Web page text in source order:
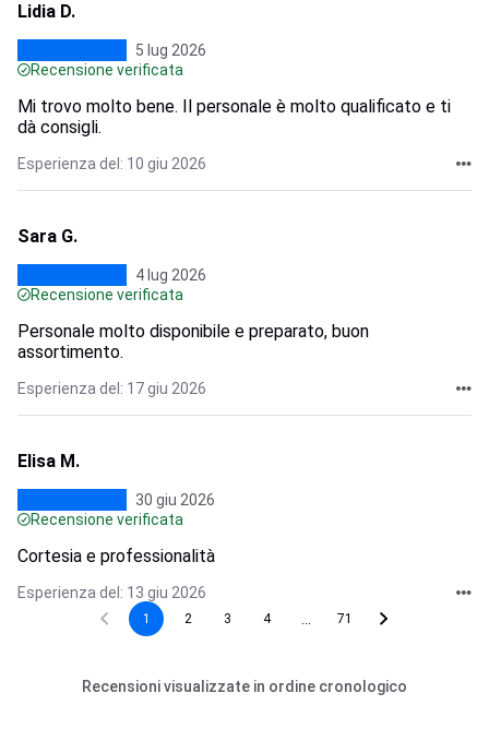
Lidia D.
5 lug 2026
Recensione verificata
Mi trovo molto bene. Il personale è molto qualificato e ti
dà consigli.
Esperienza del: 10 giu 2026
Sara G.
4 lug 2026
Recensione verificata
Personale molto disponibile e preparato, buon
assortimento.
Esperienza del: 17 giu 2026
Elisa M.
30 giu 2026
Recensione verificata
Cortesia e professionalità
Esperienza del: 13 giu 2026
1 2 3 4 71
Recensioni visualizzate in ordine cronologico